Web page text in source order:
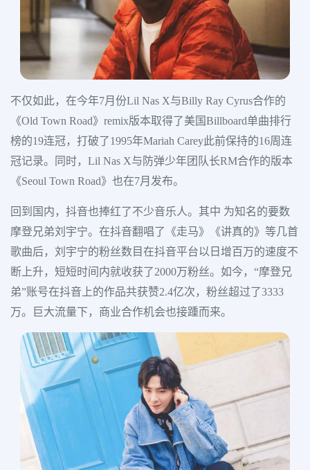
不仅如此，在今年7月份Lil Nas X与Billy Ray Cyrus合作的
《Old Town Road》remix版本取得了美国Billboard单曲排行
榜的19连冠，打破了1995年Mariah Carey此前保持的16周连
冠记录。同时，Lil Nas X与防弹少年团队长RM合作的版本
《Seoul Town Road》也在7月发布。
回到国内，抖音也捧红了不少音乐人。其中 为知名的要数
摩登兄弟刘宇宁。在抖音翻唱了《走马》《讲真的》等几首
歌曲后，刘宇宁的粉丝数目在抖音平台以日增百万的速度不
断上升，短短时间内就收获了2000万粉丝。如今，“摩登兄
弟”账号在抖音上的作品共获赞2.4亿次，粉丝超过了3333
万。巨大流量下，商业合作机会也接踵而来。